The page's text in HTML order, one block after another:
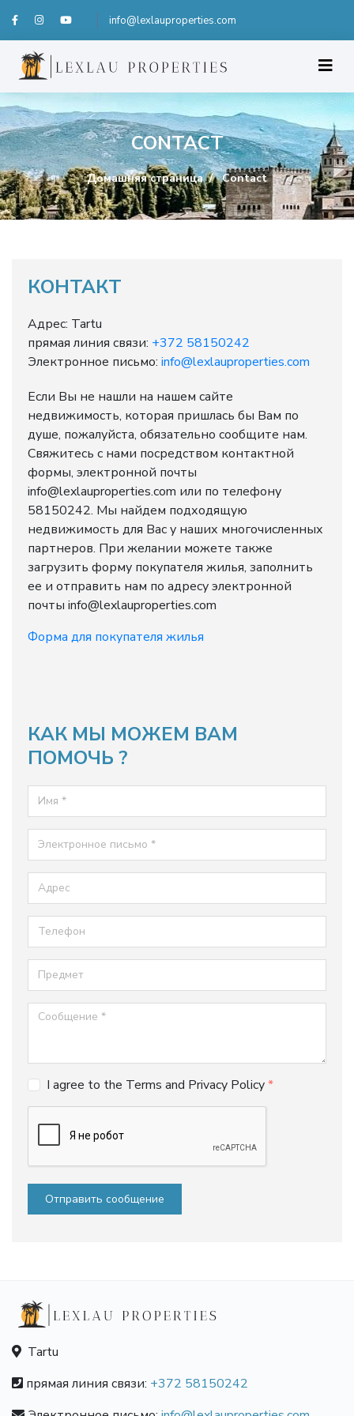
info@lexlauproperties.com
CONTACT
Домашняя страница Contact
КОНТАКТ
Адрес: Tartu
прямая линия связи: +372 58150242
Электронное письмо: info@lexlauproperties.com
Если Вы не нашли на нашем сайте
недвижимость, которая пришлась бы Вам по
душе, пожалуйста, обязательно сообщите нам.
Свяжитесь с нами посредством контактной
формы, электронной почты
info@lexlauproperties.com или по телефону
58150242. Мы найдем подходящую
недвижимость для Вас у наших многочисленных
партнеров. При желании можете также
загрузить форму покупателя жилья, заполнить
ее и отправить нам по адресу электронной
почты info@lexlauproperties.com
Форма для покупателя жилья
КАК МЫ МОЖЕМ ВАМ
ПОМОЧЬ ?
Имя
Электронное письмо
Адрес
Телефон
Предмет
Сообщение
I agree to the Terms and Privacy Policy
Отправить сообщение
Tartu
прямая линия связи: +372 58150242